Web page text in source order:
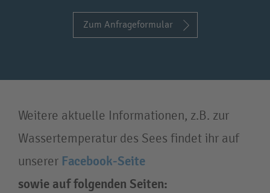
Zum Anfrageformular
Weitere aktuelle Informationen, z.B. zur
Wassertemperatur des Sees findet ihr auf
unserer Facebook-Seite
sowie auf folgenden Seiten: